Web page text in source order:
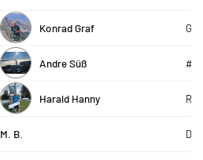
Konrad Graf
Andre Süß
Harald Hanny
M. B. De